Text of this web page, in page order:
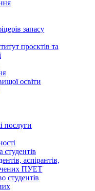
запасу
проєктів та
освіти
послуги
студентів
аспірантів,
ПУЕТ
студентів